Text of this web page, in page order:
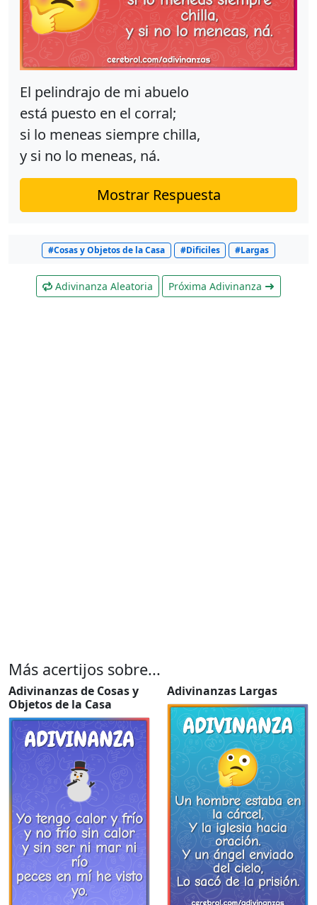
El pelindrajo de mi abuelo
está puesto en el corral;
si lo meneas siempre chilla,
y si no lo meneas, ná.
Mostrar Respuesta
#Cosas y Objetos de la Casa #Dificiles #Largas
Adivinanza Aleatoria Próxima Adivinanza
Más acertijos sobre...
Adivinanzas de Cosas y
Objetos de la Casa
Adivinanzas Largas